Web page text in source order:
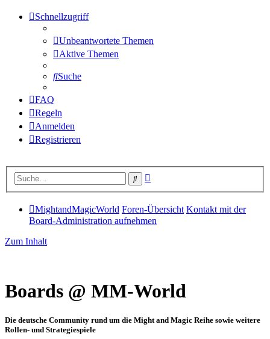
Schnellzugriff
Unbeantwortete Themen
Aktive Themen
Suche
FAQ
Regeln
Anmelden
Registrieren
Suche
MightandMagicWorld Foren-Übersicht Kontakt mit der
Board-Administration aufnehmen
Zum Inhalt
Boards @ MM-World
Die deutsche Community rund um die Might and Magic Reihe sowie weitere
Rollen- und Strategiespiele